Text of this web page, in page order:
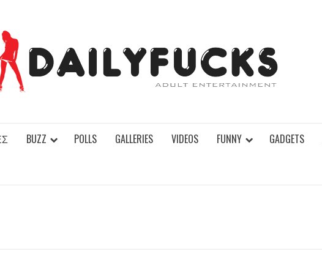
BUZZ POLLS GALLERIES VIDEOS FUNNY GADGETS